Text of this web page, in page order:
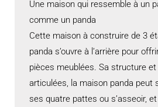
Une maison qui ressemble à un
comme un panda
Cette maison à construire de 3
panda s’ouvre à l’arrière pour
pièces meublées. Sa structure
articulées, la maison panda peut
ses quatre pattes ou s’asseoir,